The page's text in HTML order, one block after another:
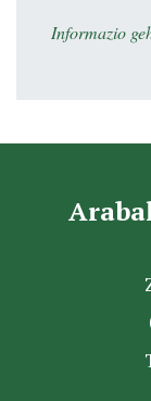
Informazio